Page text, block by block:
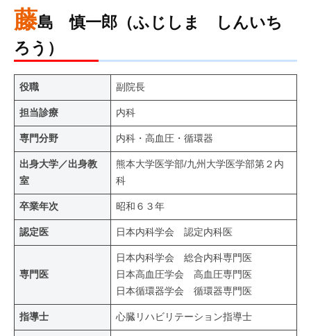
藤島 慎一郎（ふじしま しんいち
ろう）
役職 副院長
担当診療 内科
専門分野 内科・高血圧・循環器
出身大学／出身教
室
熊本大学医学部/九州大学医学部第２内
科
卒業年次 昭和６３年
認定医 日本内科学会 認定内科医
専門医
日本内科学会 総合内科専門医
日本高血圧学会 高血圧専門医
日本循環器学会 循環器専門医
指導士 心臓リハビリテーション指導士